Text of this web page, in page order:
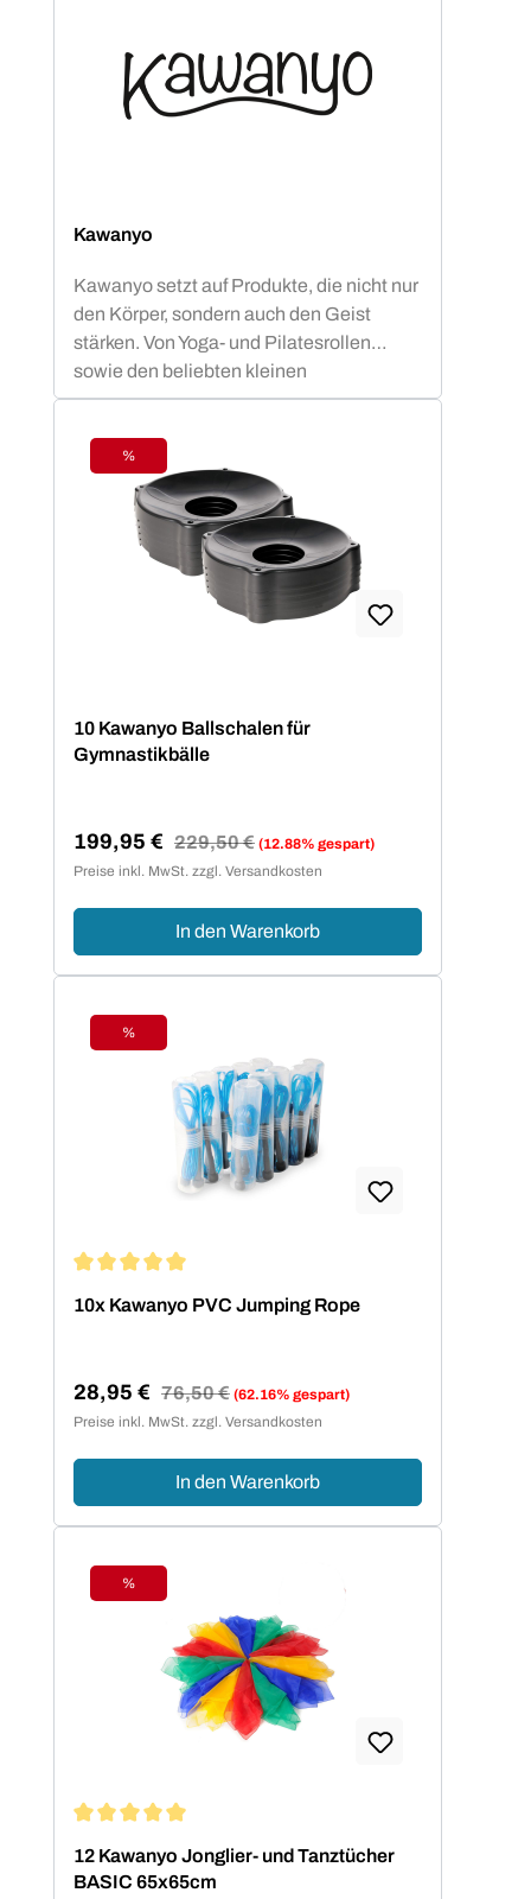
Kawanyo
Kawanyo setzt auf Produkte, die nicht nur
den Körper, sondern auch den Geist
stärken. Von Yoga- und Pilatesrollen
sowie den beliebten kleinen
Mobilitybällen über Vinyl Hanteln bis hin
Produkten ist für Kawanyo stets der Spaß
an Bewegung im Vordergrund.
Unabhängig von Alter und Fitnesslevel -
viele kleine Helfer für die Erstellung eines
altersgerechten Parcours motivieren zu
Spiel und Spaß an gesunder Bewegung.
Koordination und Motorik werden
kreativ und stelle dir deine
Bewegungselemente zusammen um
Koordinationsstangen für Parcours und
Leitern u.v.m. warten auf dich und deine
Ideen.
Rabatt
%
10 Kawanyo Ballschalen für
Gymnastikbälle
Verkaufspreis:
199,95 € Regulärer Preis:
229,50 € (12.88% gespart)
Preise inkl. MwSt. zzgl. Versandkosten
In den Warenkorb
Rabatt
%
10x Kawanyo PVC Jumping Rope
Verkaufspreis:
28,95 € Regulärer Preis:
76,50 € (62.16% gespart)
Preise inkl. MwSt. zzgl. Versandkosten
In den Warenkorb
Rabatt
%
12 Kawanyo Jonglier- und Tanztücher
BASIC 65x65cm